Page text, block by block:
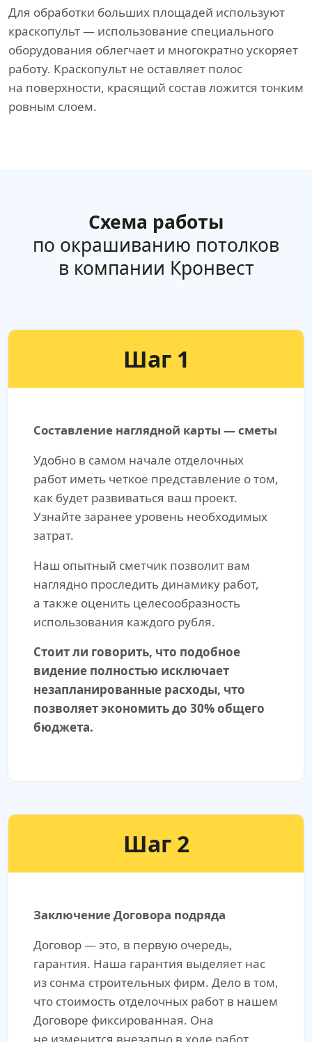
Для обработки больших площадей используют
краскопульт — использование специального
оборудования облегчает и многократно ускоряет
работу. Краскопульт не оставляет полос
на поверхности, красящий состав ложится тонким
ровным слоем.
Схема работы
по окрашиванию потолков
в компании Кронвест
Шаг 1
Составление наглядной карты — сметы
Удобно в самом начале отделочных
работ иметь четкое представление о том,
как будет развиваться ваш проект.
Узнайте заранее уровень необходимых
затрат.
Наш опытный сметчик позволит вам
наглядно проследить динамику работ,
а также оценить целесообразность
использования каждого рубля.
Стоит ли говорить, что подобное
видение полностью исключает
незапланированные расходы, что
позволяет экономить до 30% общего
бюджета.
Шаг 2
Заключение Договора подряда
Договор — это, в первую очередь,
гарантия. Наша гарантия выделяет нас
из сонма строительных фирм. Дело в том,
что стоимость отделочных работ в нашем
Договоре фиксированная. Она